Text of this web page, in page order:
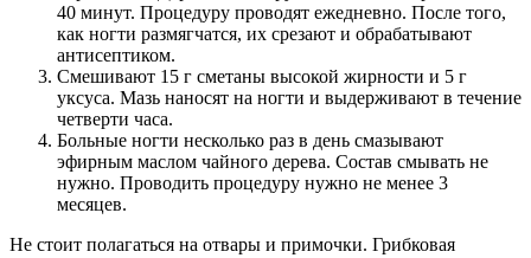
40 минут. Процедуру проводят ежедневно. После того,
как ногти размягчатся, их срезают и обрабатывают
антисептиком.
Смешивают 15 г сметаны высокой жирности и 5 г
уксуса. Мазь наносят на ногти и выдерживают в течение
четверти часа.
Больные ногти несколько раз в день смазывают
эфирным маслом чайного дерева. Состав смывать не
нужно. Проводить процедуру нужно не менее 3
месяцев.
Не стоит полагаться на отвары и примочки. Грибковая